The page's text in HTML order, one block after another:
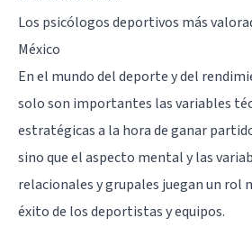
Los psicólogos deportivos más
México
En el mundo del deporte y del
solo son importantes las variables
estratégicas a la hora de ganar
sino que el aspecto mental y las
relacionales y grupales juegan un rol
éxito de los deportistas y equipos.